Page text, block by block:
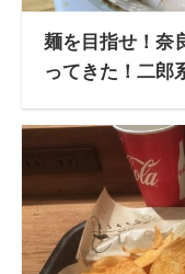
麺を目指せ！奈
ってきた！二郎